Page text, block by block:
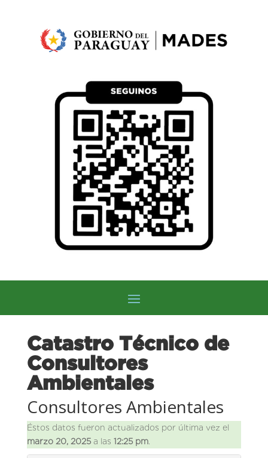
Catastro Técnico de
Consultores
Ambientales
Consultores Ambientales
Éstos datos fueron actualizados por última vez el
marzo 20, 2025a las 12:25 pm.